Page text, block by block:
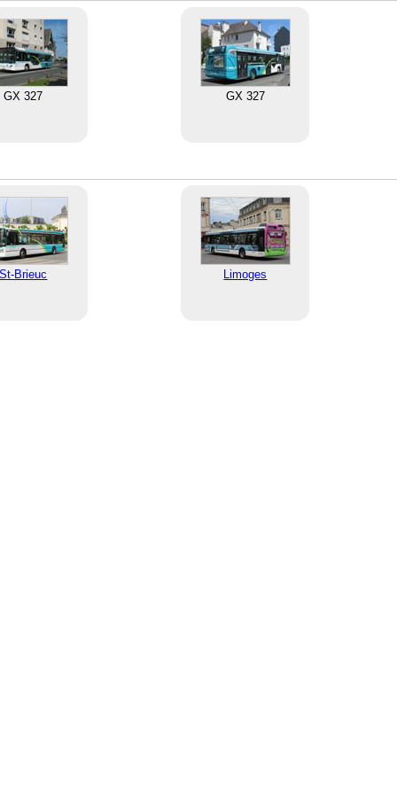
GX 327 GX 327
St-Brieuc Limoges